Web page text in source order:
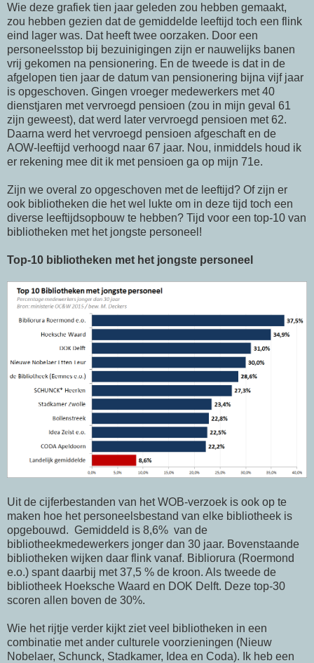
Wie deze grafiek tien jaar geleden zou hebben gemaakt,
zou hebben gezien dat de gemiddelde leeftijd toch een flink
eind lager was. Dat heeft twee oorzaken. Door een
personeelsstop bij bezuinigingen zijn er nauwelijks banen
vrij gekomen na pensionering. En de tweede is dat in de
afgelopen tien jaar de datum van pensionering bijna vijf jaar
is opgeschoven. Gingen vroeger medewerkers met 40
dienstjaren met vervroegd pensioen (zou in mijn geval 61
zijn geweest), dat werd later vervroegd pensioen met 62.
Daarna werd het vervroegd pensioen afgeschaft en de
AOW-leeftijd verhoogd naar 67 jaar. Nou, inmiddels houd ik
er rekening mee dit ik met pensioen ga op mijn 71e.
Zijn we overal zo opgeschoven met de leeftijd? Of zijn er
ook bibliotheken die het wel lukte om in deze tijd toch een
diverse leeftijdsopbouw te hebben? Tijd voor een top-10 van
bibliotheken met het jongste personeel!
Top-10 bibliotheken met het jongste personeel
Uit de cijferbestanden van het WOB-verzoek is ook op te
maken hoe het personeelsbestand van elke bibliotheek is
opgebouwd. Gemiddeld is 8,6% van de
bibliotheekmedewerkers jonger dan 30 jaar. Bovenstaande
bibliotheken wijken daar flink vanaf. Bibliorura (Roermond
e.o.) spant daarbij met 37,5 % de kroon. Als tweede de
bibliotheek Hoeksche Waard en DOK Delft. Deze top-30
scoren allen boven de 30%.
Wie het rijtje verder kijkt ziet veel bibliotheken in een
combinatie met ander culturele voorzieningen (Nieuw
Nobelaer, Schunck, Stadkamer, Idea en Coda). Ik heb een